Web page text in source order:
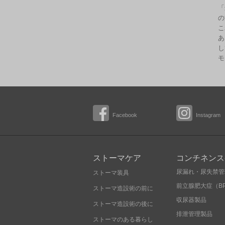
Facebook Instagram
ストーマケア
ストーマ装具
ストーマ造設術の前に
ストーマ造設術の後に
ストーマのある暮らし
コンチネン
尿漏れ・尿失禁
前立腺肥大症（
収尿器製品
排泄管理製品